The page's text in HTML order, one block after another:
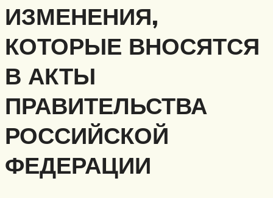
ИЗМЕНЕНИЯ,
КОТОРЫЕ ВНОСЯТСЯ
В АКТЫ
ПРАВИТЕЛЬСТВА
РОССИЙСКОЙ
ФЕДЕРАЦИИ